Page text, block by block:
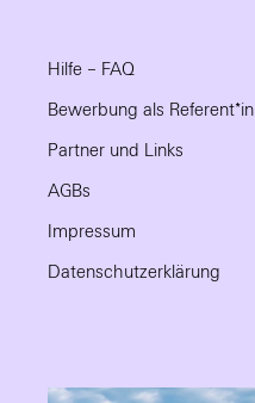
Hilfe – FAQ
Bewerbung als Referent*in
Partner und Links
AGBs
Impressum
Datenschutzerklärung